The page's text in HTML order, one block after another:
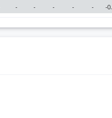
- - - - - -